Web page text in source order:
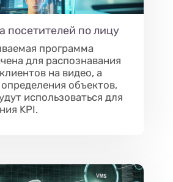
посетителей по лицу
программа
для распознавания
на видео, а
объектов,
использоваться для
KPI.